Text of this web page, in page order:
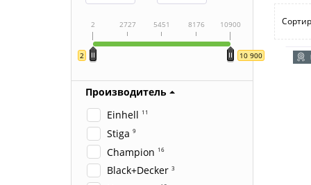
2 10 900
2 2727 5451 8176 10900
Производитель
Einhell 11
Stiga 9
Champion 16
Black+Decker 3